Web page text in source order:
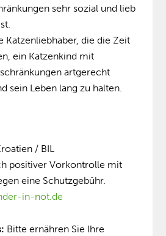
sehr sozial und lieb
Katzenliebhaber, die die Zeit
ein Katzenkind mit
artgerecht
sein Leben lang zu halten.
/ BIL
positiver Vorkontrolle mit
eine Schutzgebühr.
in-not.de
Bitte ernähren Sie Ihre